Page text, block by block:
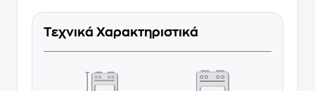
Τεχνικά Χαρακτηριστικά